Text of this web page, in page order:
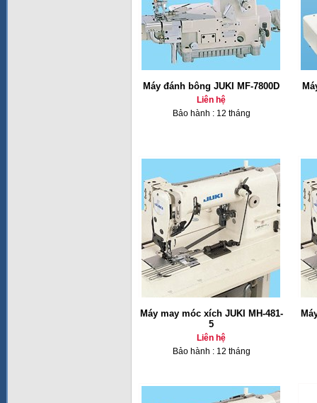
Máy đánh bông JUKI MF-7800D
Liên hệ
Bảo hành : 12 tháng
Máy may móc xích JUKI MH-481-
5
Liên hệ
Bảo hành : 12 tháng